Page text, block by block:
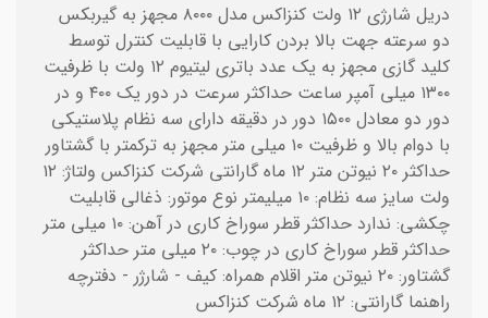
دریل شارژی ۱۲ ولت کنزاکس مدل ۸۰۰۰ مجهز به گیربکس
دو سرعته جهت بالا بردن کارایی با قابلیت کنترل توسط
کلید گازی مجهز به یک عدد باتری لیتیوم ۱۲ ولت با ظرفیت
۱۳۰۰ میلی آمپر ساعت حداکثر سرعت در دور یک ۴۰۰ و در
دور دو معادل ۱۵۰۰ دور در دقیقه دارای سه نظام پلاستیکی
با دوام بالا و ظرفیت ۱۰ میلی متر مجهز به ترکمتر با گشتاور
حداکثر ۲۰ نیوتن متر ۱۲ ماه گارانتی شرکت کنزاکس ولتاژ: ۱۲
ولت سایز سه نظام: ۱۰ میلیمتر نوع موتور: ذغالی قابلیت
چکشی: ندارد حداکثر قطر سوراخ کاری در آهن: ۱۰ میلی متر
حداکثر قطر سوراخ کاری در چوب: ۲۰ میلی متر حداکثر
گشتاور: ۲۰ نیوتن متر اقلام همراه: کیف - شارژر - دفترچه
راهنما گارانتی: ۱۲ ماه شرکت کنزاکس